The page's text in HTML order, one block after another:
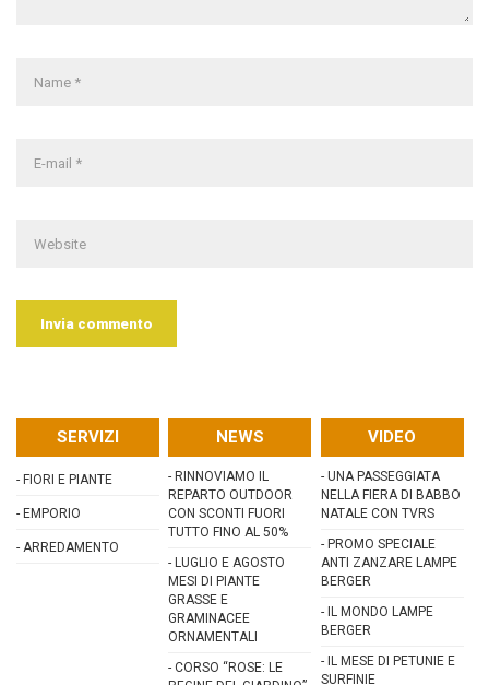
SERVIZI
- FIORI E PIANTE
- EMPORIO
- ARREDAMENTO
NEWS
- RINNOVIAMO IL
REPARTO OUTDOOR
CON SCONTI FUORI
TUTTO FINO AL 50%
- LUGLIO E AGOSTO
MESI DI PIANTE
GRASSE E
GRAMINACEE
ORNAMENTALI
-CORSO “ROSE: LE
VIDEO
- UNA PASSEGGIATA
NELLA FIERA DI BABBO
NATALE CON TVRS
- PROMO SPECIALE
ANTI ZANZARE LAMPE
BERGER
- IL MONDO LAMPE
BERGER
- IL MESE DI PETUNIE E
SURFINIE